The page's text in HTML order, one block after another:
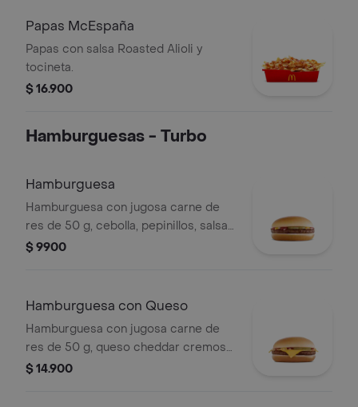
Papas McEspaña
Papas con salsa Roasted Alioli y
tocineta.
$ 16.900
Hamburguesas - Turbo
Hamburguesa
Hamburguesa con jugosa carne de
res de 50 g, cebolla, pepinillos, salsa
de tomate y mostaza, en pan suave
$ 9900
Hamburguesa con Queso
Hamburguesa con jugosa carne de
res de 50 g, queso cheddar cremoso,
cebolla, pepinillos, salsa de tomate y
$ 14.900